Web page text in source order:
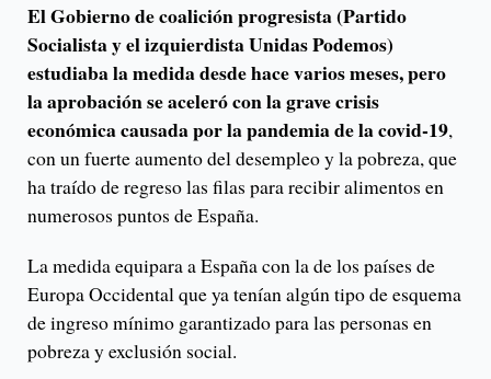
El Gobierno de coalición progresista (Partido
Socialista y el izquierdista Unidas Podemos)
estudiaba la medida desde hace varios meses, pero
la aprobación se aceleró con la grave crisis
económica causada por la pandemia de la covid-19,
con un fuerte aumento del desempleo y la pobreza, que
ha traído de regreso las filas para recibir alimentos en
numerosos puntos de España.
La medida equipara a España con la de los países de
Europa Occidental que ya tenían algún tipo de esquema
de ingreso mínimo garantizado para las personas en
pobreza y exclusión social.